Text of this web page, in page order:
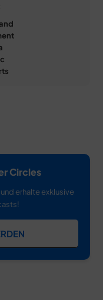
Circles
erhalte exklusive